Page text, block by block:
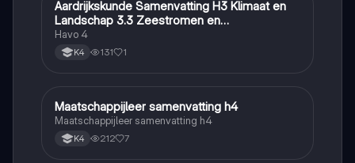
Aardrijkskunde
Aardrijkskunde Samenvatting H3 Klimaat en
Landschap 3.3 Zeestromen en
Klimaatgebieden • BuiteNLand
Havo 4
K4 131 1
Maatschappijleer
Maatschappijleer samenvatting h4
Maatschappijleer samenvatting h4
K4 212 7